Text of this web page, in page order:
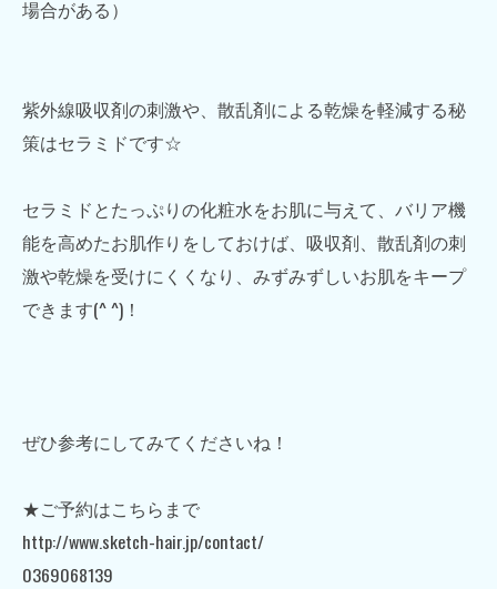
場合がある）
紫外線吸収剤の刺激や、散乱剤による乾燥を軽減する秘
策はセラミドです☆
セラミドとたっぷりの化粧水をお肌に与えて、バリア機
能を高めたお肌作りをしておけば、吸収剤、散乱剤の刺
激や乾燥を受けにくくなり、みずみずしいお肌をキープ
できます(^ ^)！
ぜひ参考にしてみてくださいね！
★ご予約はこちらまで
http://www.sketch-hair.jp/contact/
0369068139